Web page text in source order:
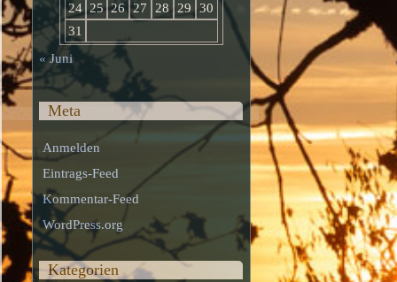
24 25 26 27 28 29
30
31
« Juni
Meta
Anmelden
Eintrags-Feed
Kommentar-Feed
WordPress.org
Kategorien